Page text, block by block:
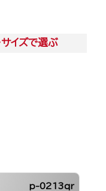
サイズで選ぶ
p-0213qr